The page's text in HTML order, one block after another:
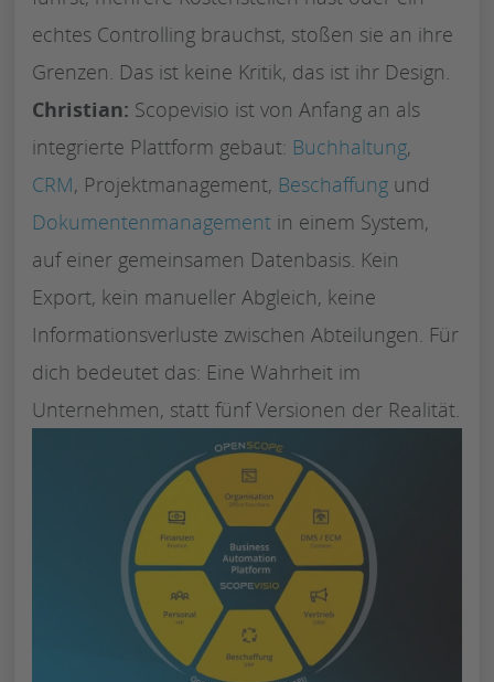
echtes Controlling brauchst, stoßen sie an ihre
Grenzen. Das ist keine Kritik, das ist ihr Design.
Christian: Scopevisio ist von Anfang an als
integrierte Plattform gebaut: Buchhaltung,
CRM, Projektmanagement, Beschaffung und
Dokumentenmanagement in einem System,
auf einer gemeinsamen Datenbasis. Kein
Export, kein manueller Abgleich, keine
Informationsverluste zwischen Abteilungen. Für
dich bedeutet das: Eine Wahrheit im
Unternehmen, statt fünf Versionen der Realität.